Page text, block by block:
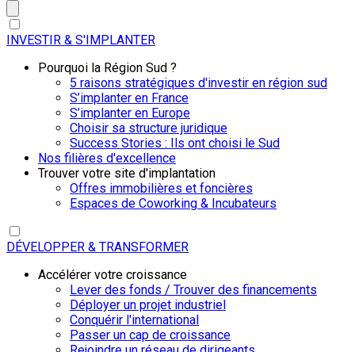
INVESTIR & S'IMPLANTER
Pourquoi la Région Sud ?
5 raisons stratégiques d'investir en région sud
S’implanter en France
S’implanter en Europe
Choisir sa structure juridique
Success Stories : Ils ont choisi le Sud
Nos filières d'excellence
Trouver votre site d'implantation
Offres immobilières et foncières
Espaces de Coworking & Incubateurs
DÉVELOPPER & TRANSFORMER
Accélérer votre croissance
Lever des fonds / Trouver des financements
Déployer un projet industriel
Conquérir l'international
Passer un cap de croissance